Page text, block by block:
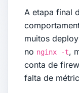
A etapa final
muitos
no nginx -t,
conta de
falta de